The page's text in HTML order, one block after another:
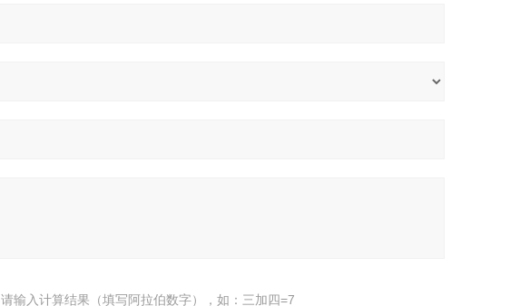
请输入计算结果（填写阿拉伯数字），如：三加四=7